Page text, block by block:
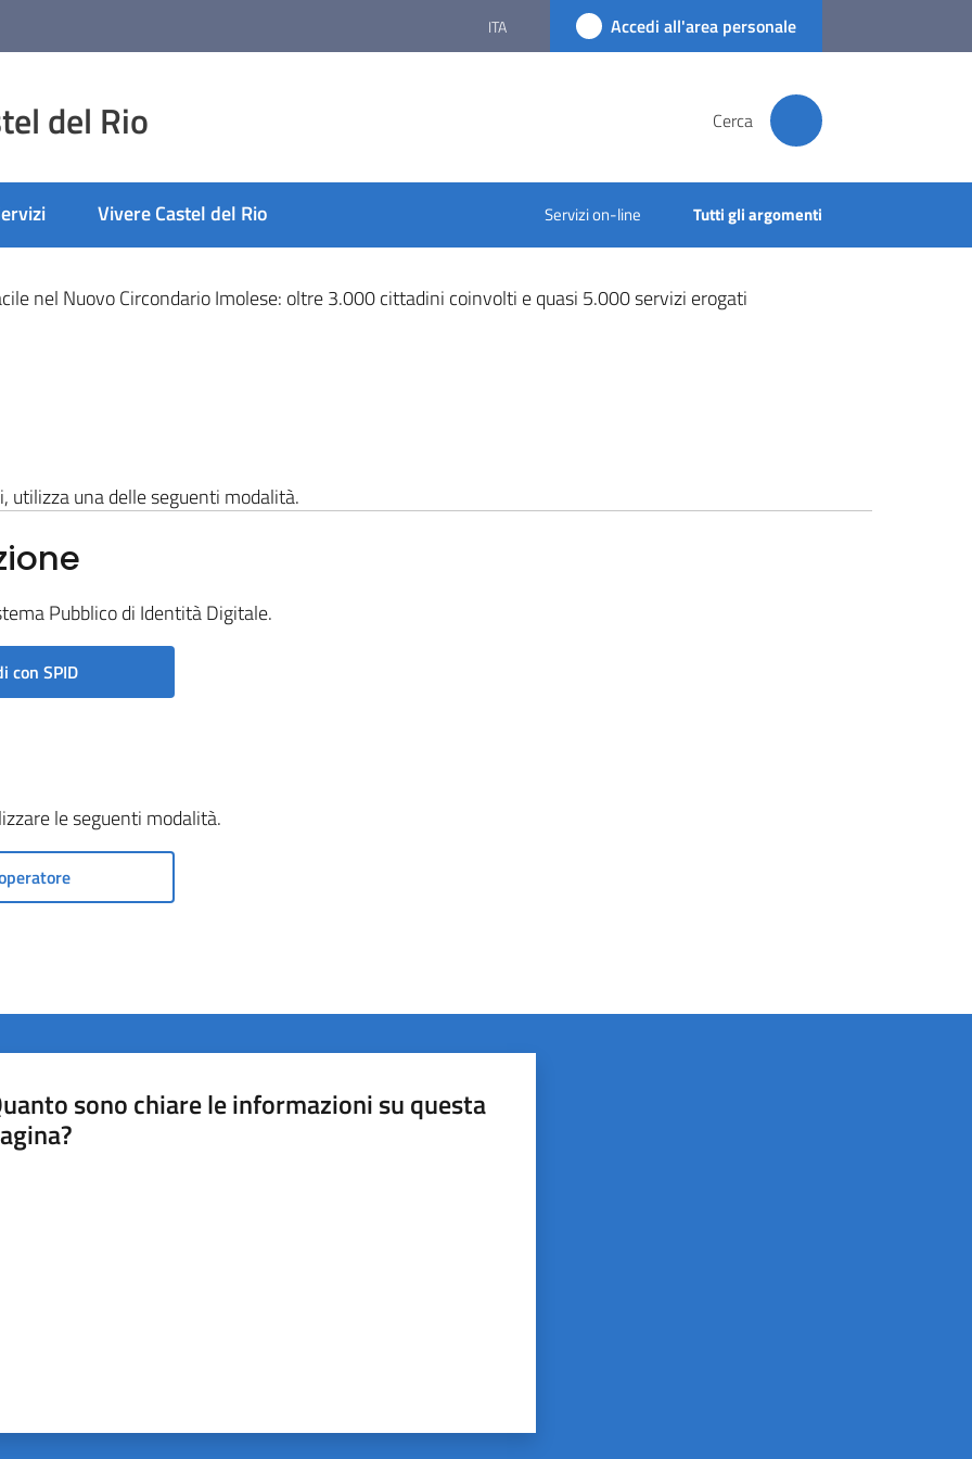
ITA Accedi all'area personale
del Rio Cerca
Vivere Castel del Rio Servizi on-line Tutti gli argomenti
nel Nuovo Circondario Imolese: oltre 3.000 cittadini coinvolti e quasi 5.000 servizi erogati
utilizza una delle seguenti modalità.
Pubblico di Identità Digitale.
con SPID
le seguenti modalità.
sono chiare le informazioni su questa